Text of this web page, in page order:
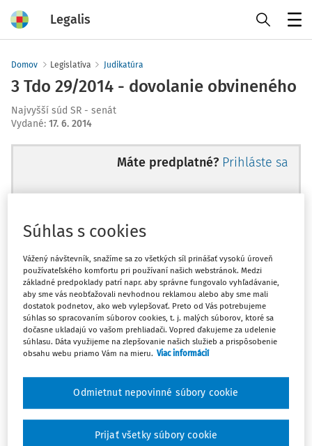
Legalis
Domov Legislatíva Judikatúra
3 Tdo 29/2014 - dovolanie obvineného
Najvyšší súd SR - senát
Vydané: 17. 6. 2014
Máte predplatné? Prihláste sa
Ups, zatiaľ ste si prečítali len
začiatok...
Celý odborný obsah z tejto oblasti je
dostupný predplatiteľom portálu.
obsahu a získajte prístup na 10 dní
zdarma, stačí sa len zaregistrovať.
Vďaka registrácii získate prístup aj k
Súhlas s cookies
Vážený návštevník, snažíme sa zo všetkých síl prinášať vysokú úroveň
používateľského komfortu pri používaní našich webstránok. Medzi
základné predpoklady patrí napr. aby správne fungovalo vyhľadávanie,
aby sme vás neobťažovali nevhodnou reklamou alebo aby sme mali
dostatok podnetov, ako web vylepšovať. Preto od Vás potrebujeme
súhlas so spracovaním súborov cookies, t. j. malých súborov, ktoré sa
dočasne ukladajú vo vašom prehliadači. Vopred ďakujeme za udelenie
súhlasu. Dáta využijeme na zlepšovanie našich služieb a prispôsobenie
obsahu webu priamo Vám na mieru. Viac informácií
Odmietnut nepovinné súbory cookie
Prijať všetky súbory cookie